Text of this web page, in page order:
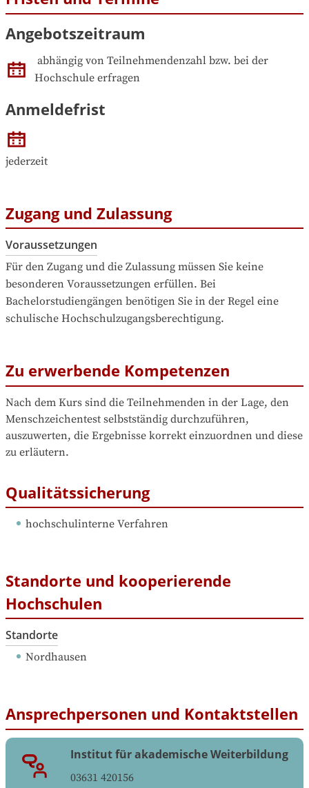
Angebotszeitraum
abhängig von Teilnehmendenzahl bzw. bei der
Hochschule erfragen
Anmeldefrist
jederzeit
Zugang und Zulassung
Voraussetzungen
Für den Zugang und die Zulassung müssen Sie keine
besonderen Voraussetzungen erfüllen. Bei
Bachelorstudiengängen benötigen Sie in der Regel eine
schulische Hochschulzugangsberechtigung.
Zu erwerbende Kompetenzen
Nach dem Kurs sind die Teilnehmenden in der Lage, den
Menschzeichentest selbstständig durchzuführen,
auszuwerten, die Ergebnisse korrekt einzuordnen und diese
zu erläutern.
Qualitätssicherung
hochschulinterne Verfahren
Standorte und kooperierende
Hochschulen
Standorte
Nordhausen
Ansprechpersonen und Kontaktstellen
Institut für akademische Weiterbildung
03631 420156